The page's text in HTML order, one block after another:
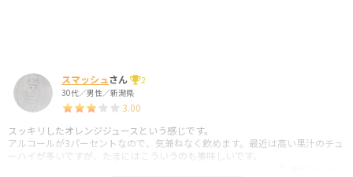
スマッシュさん
2
30代／男性／新潟県
3.00
スッキリしたオレンジジュースという感じです。
アルコールが3パーセントなので、気兼ねなく飲めます。最近は高い果汁のチュ
ーハイが多いですが、たまにはこういうのも美味しいです。